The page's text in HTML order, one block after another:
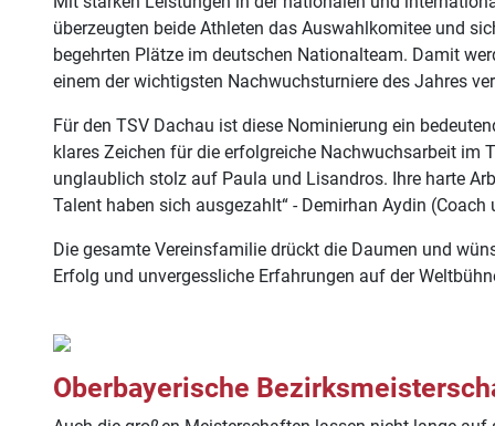
überzeugten beide Athleten das Auswahlkomitee und
begehrten Plätze im deutschen Nationalteam. Damit
einem der wichtigsten Nachwuchsturniere des Jahres
Für den TSV Dachau ist diese Nominierung ein
klares Zeichen für die erfolgreiche Nachwuchsarbeit im
unglaublich stolz auf Paula und Lisandros. Ihre harte
Talent haben sich ausgezahlt“ - Demirhan Aydin
Die gesamte Vereinsfamilie drückt die Daumen und
Erfolg und unvergessliche Erfahrungen auf der
Oberbayerische